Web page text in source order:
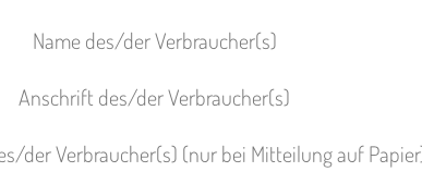
Name des/der Verbraucher(s)
Anschrift des/der Verbraucher(s)
der Verbraucher(s) (nur bei Mitteilung auf